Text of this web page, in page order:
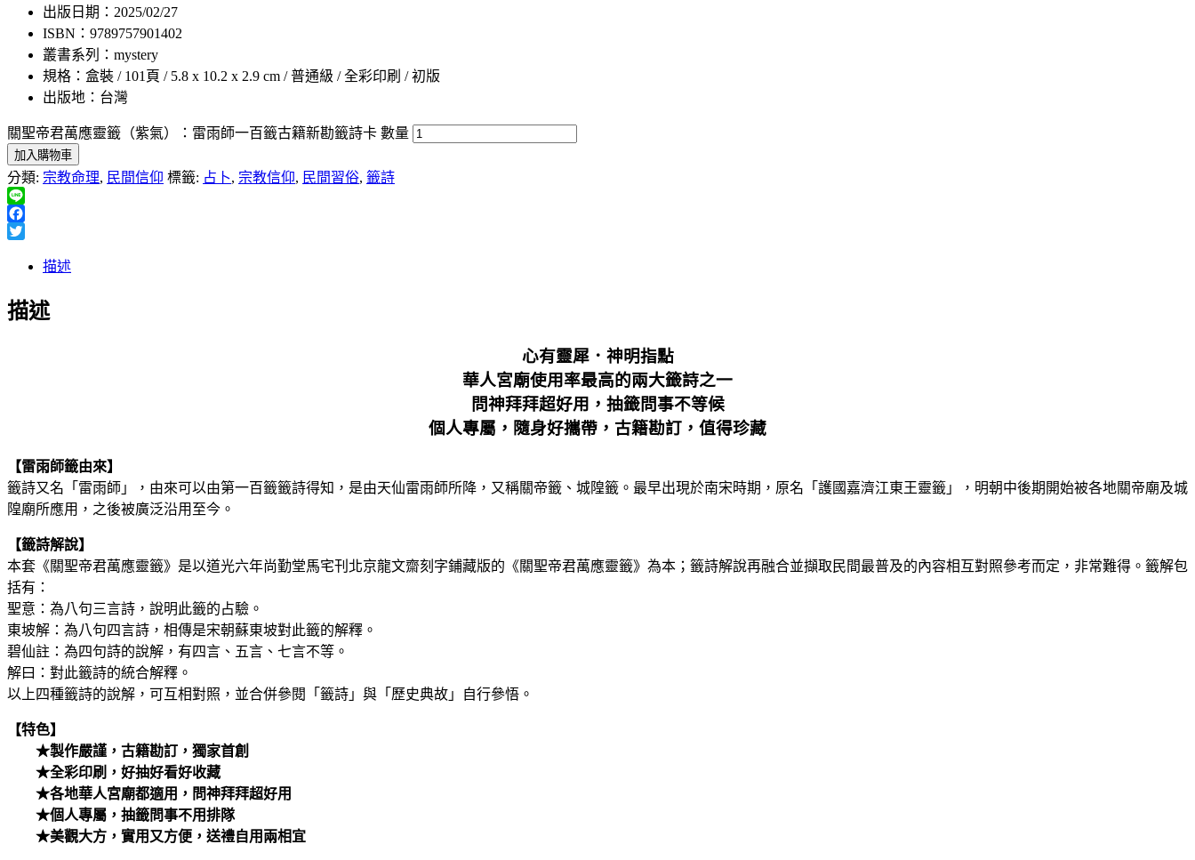
出版日期：2025/02/27
ISBN：9789757901402
叢書系列：mystery
規格：盒裝 / 101頁 / 5.8 x 10.2 x 2.9 cm / 普通級 / 全彩印刷 / 初版
出版地：台灣
關聖帝君萬應靈籤（紫氣）：雷雨師一百籤古籍新勘籤詩卡 數量
加入購物車
分類: 宗教命理, 民間信仰 標籤: 占卜, 宗教信仰, 民間習俗, 籤詩
Line
Facebook
描述
描述
心有靈犀．神明指點
華人宮廟使用率最高的兩大籤詩之一
問神拜拜超好用，抽籤問事不等候
個人專屬，隨身好攜帶，古籍勘訂，值得珍藏
【雷雨師籤由來】
籤詩又名「雷雨師」，由來可以由第一百籤籤詩得知，是由天仙雷雨師所降，又稱關帝籤、城隍籤。最早出現於南宋時期，原名「護國嘉濟江東王靈籤」，明朝中後期開始被各地關帝廟及城
隍廟所應用，之後被廣泛沿用至今。
【籤詩解說】
本套《關聖帝君萬應靈籤》是以道光六年尚勤堂馬宅刊北京龍文齋刻字鋪藏版的《關聖帝君萬應靈籤》為本；籤詩解說再融合並擷取民間最普及的內容相互對照參考而定，非常難得。籤解包
括有：
聖意：為八句三言詩，說明此籤的占驗。
東坡解：為八句四言詩，相傳是宋朝蘇東坡對此籤的解釋。
碧仙註：為四句詩的說解，有四言、五言、七言不等。
解曰：對此籤詩的統合解釋。
以上四種籤詩的說解，可互相對照，並合併參閱「籤詩」與「歷史典故」自行參悟。
【特色】
★製作嚴謹，古籍勘訂，獨家首創
★全彩印刷，好抽好看好收藏
★各地華人宮廟都適用，問神拜拜超好用
★個人專屬，抽籤問事不用排隊
★美觀大方，實用又方便，送禮自用兩相宜